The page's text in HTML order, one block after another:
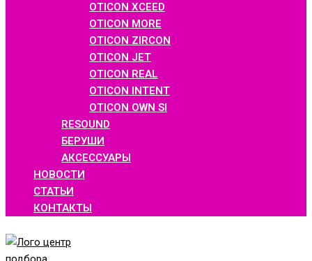
OTICON XCEED
OTICON MORE
OTICON ZIRCON
OTICON JET
OTICON REAL
OTICON INTENT
OTICON OWN SI
RESOUND
БЕРУШИ
АКСЕССУАРЫ
НОВОСТИ
СТАТЬИ
КОНТАКТЫ